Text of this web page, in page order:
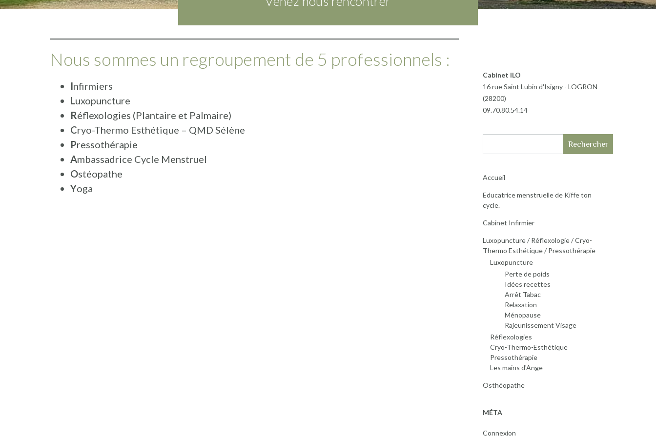
Nous sommes un regroupement de 5 professionnels :
Infirmiers
Luxopuncture
Réflexologies (Plantaire et Palmaire)
Cryo-Thermo Esthétique – QMD Sélène
Pressothérapie
Ambassadrice Cycle Menstruel
Ostéopathe
Yoga
Cabinet ILO
16 rue Saint Lubin d'Isigny - LOGRON
(28200)
09.70.80.54.14
Rechercher
Accueil
Educatrice menstruelle de Kiffe ton
cycle.
Cabinet Infirmier
Luxopuncture / Réflexologie / Cryo-
Thermo Esthétique / Pressothérapie
Luxopuncture
Perte de poids
Idées recettes
Arrêt Tabac
Relaxation
Ménopause
Rajeunissement Visage
Réflexologies
Cryo-Thermo-Esthétique
Pressothérapie
Les mains d'Ange
Osthéopathe
MÉTA
Connexion